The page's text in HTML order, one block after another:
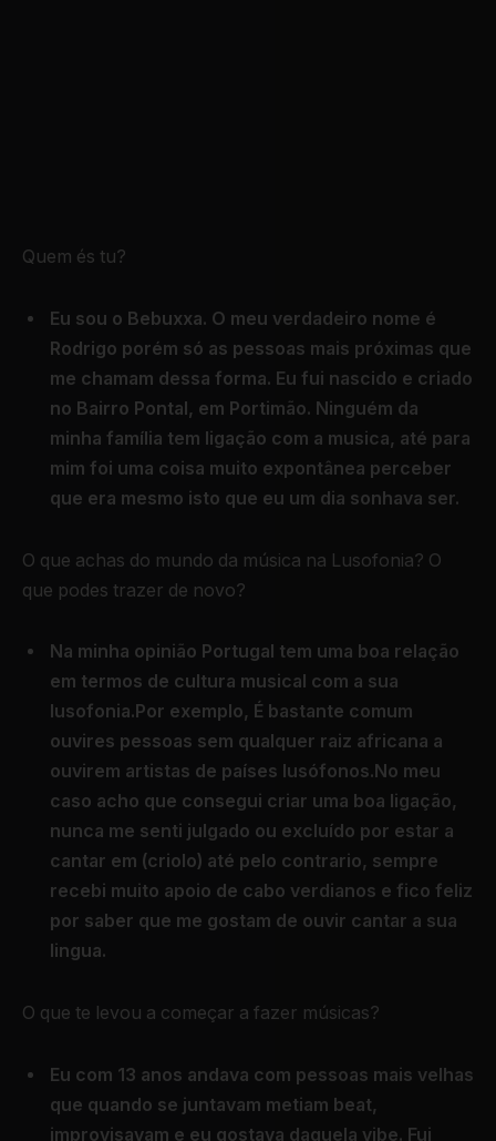
Quem és tu?
Eu sou o Bebuxxa. O meu verdadeiro nome é
Rodrigo porém só as pessoas mais próximas que
me chamam dessa forma. Eu fui nascido e criado
no Bairro Pontal, em Portimão. Ninguém da
minha família tem ligação com a musica, até para
mim foi uma coisa muito expontânea perceber
que era mesmo isto que eu um dia sonhava ser.
O que achas do mundo da música na Lusofonia? O
que podes trazer de novo?
Na minha opinião Portugal tem uma boa relação
em termos de cultura musical com a sua
lusofonia.Por exemplo, É bastante comum
ouvires pessoas sem qualquer raiz africana a
ouvirem artistas de países lusófonos.No meu
caso acho que consegui criar uma boa ligação,
nunca me senti julgado ou excluído por estar a
cantar em (criolo) até pelo contrario, sempre
recebi muito apoio de cabo verdianos e fico feliz
por saber que me gostam de ouvir cantar a sua
lingua.
O que te levou a começar a fazer músicas?
Eu com 13 anos andava com pessoas mais velhas
que quando se juntavam metiam beat,
improvisavam e eu gostava daquela vibe. Fui